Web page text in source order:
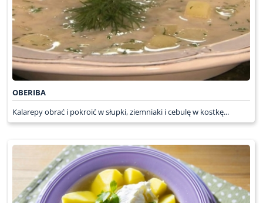
OBERIBA
Kalarepy obrać i pokroić w słupki, ziemniaki i cebulę w kostkę...